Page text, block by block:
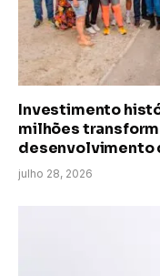
Investimento
milhões
desenvolvimento
julho 28, 2026